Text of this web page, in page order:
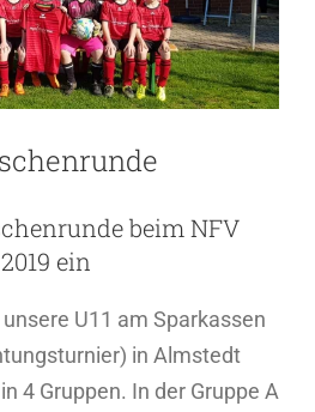
beim NFV
ein
U11 am Sparkassen
in Almstedt
4 Gruppen. In der Gruppe A